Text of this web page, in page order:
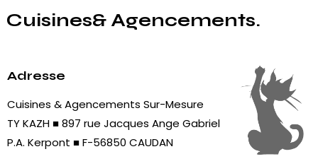
Cuisines& Agencements.
Adresse
Cuisines & Agencements Sur-Mesure
TY KAZH ■ 897 rue Jacques Ange Gabriel
P.A. Kerpont ■ F-56850 CAUDAN